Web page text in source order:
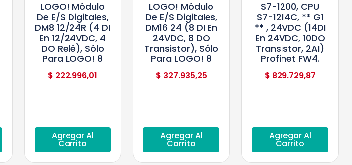
LOGO! Módulo
De E/S Digitales,
DM8 12/24R (4 DI
En 12/24VDC, 4
DO Relé), Sólo
Para LOGO! 8
$ 222.996,01
Agregar Al
Carrito
LOGO! Módulo
De E/S Digitales,
DM16 24 (8 DI En
24VDC, 8 DO
Transistor), Sólo
Para LOGO! 8
$ 327.935,25
Agregar Al
Carrito
S7-1200, CPU
S7-1214C, ** G1
** , 24VDC (14DI
En 24VDC, 10DO
Transistor, 2AI)
Profinet FW4.
$ 829.729,87
Agregar Al
Carrito